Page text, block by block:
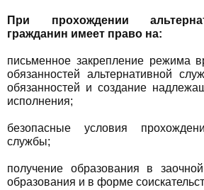
При прохождении
гражданин имеет право на:
письменное закрепление режима
обязанностей альтернативной
обязанностей и создание
исполнения;
безопасные условия
службы;
получение образования в
образования и в форме